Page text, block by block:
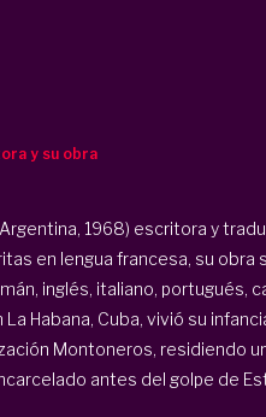
y su obra
1968) escritora y
en lengua francesa, su obra
inglés, italiano, portugués,
Habana, Cuba, vivió su
Montoneros, residiendo
antes del golpe de